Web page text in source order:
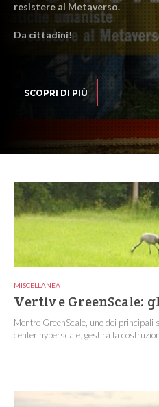
resistere al Metaverso.
Da cittadini!
SCOPRI DI PIÙ
MISCELLANEA
Vertiv e GreenScale:
Mentre GreenScale, uno dei
center hyperscale, gestirà la